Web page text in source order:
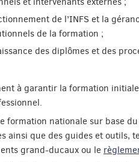
de l’INFS et la
de la formation ;
des diplômes et des
à garantir la formation
formation nationale sur base
ainsi que des guides et outils,
grand-ducaux ou le